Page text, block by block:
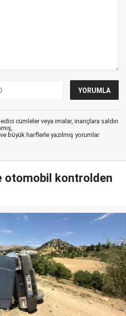
cümleler veya imalar, inançlara saldırı
büyük harflerle yazılmış yorumlar
otomobil kontrolden